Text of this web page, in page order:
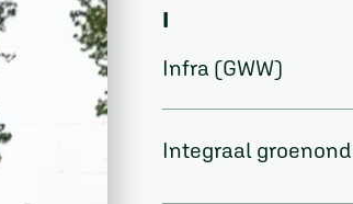
I
Infra (GWW)
Integraal